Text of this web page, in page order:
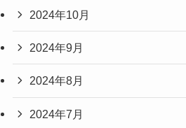
2024年10月
2024年9月
2024年8月
2024年7月